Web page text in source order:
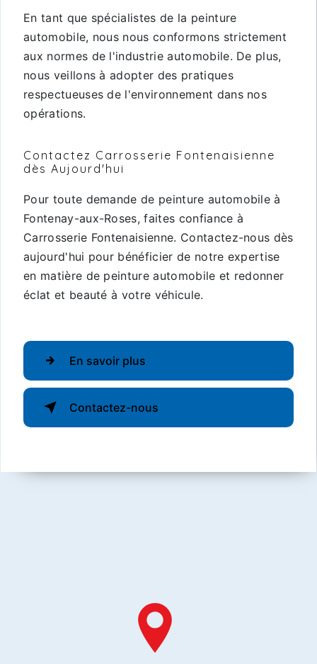
En tant que spécialistes de la peinture
automobile, nous nous conformons strictement
aux normes de l'industrie automobile. De plus,
nous veillons à adopter des pratiques
respectueuses de l'environnement dans nos
opérations.
Contactez Carrosserie Fontenaisienne
dès Aujourd'hui
Pour toute demande de peinture automobile à
Fontenay-aux-Roses, faites confiance à
Carrosserie Fontenaisienne. Contactez-nous dès
aujourd'hui pour bénéficier de notre expertise
en matière de peinture automobile et redonner
éclat et beauté à votre véhicule.
En savoir plus
Contactez-nous